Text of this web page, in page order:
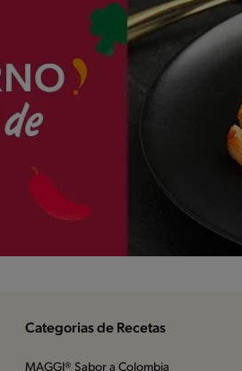
Categorias de Recetas
MAGGI® Sabor a Colombia